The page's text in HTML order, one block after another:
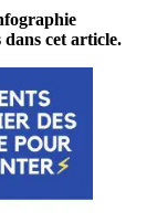
dans cet article.